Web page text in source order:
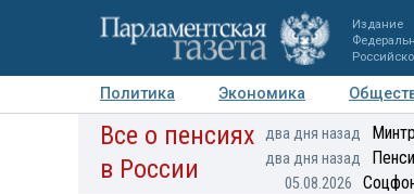
Издание
Политика Экономика
Авторы Персоны Мнения
Все о пенсиях
в России
два дня назад
два дня назад
05.08.2026